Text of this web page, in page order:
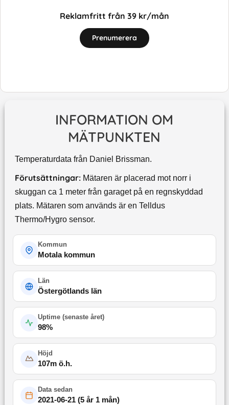
Reklamfritt från 39 kr/mån
Prenumerera
INFORMATION OM
MÄTPUNKTEN
Temperaturdata från Daniel Brissman.
Förutsättningar: Mätaren är placerad mot norr i
skuggan ca 1 meter från garaget på en regnskyddad
plats. Mätaren som används är en Telldus
Thermo/Hygro sensor.
Kommun
Motala kommun
Län
Östergötlands län
Uptime (senaste året)
98%
Höjd
107m ö.h.
Data sedan
2021-06-21(5 år 1 mån)